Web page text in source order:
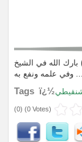
درس شرح سنن الترمذي-كت� �ب الصلاة(279) بارك الله في الشيخ
وفي علمه ونفع به ...
Tags ï¿½
(0) (0 Votes)